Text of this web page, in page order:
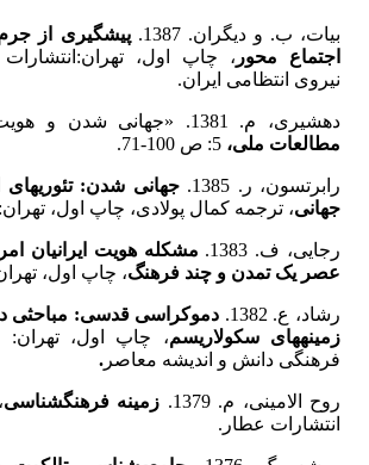
بیات، ب. و دیگران. 1387.
پیشگیری از جرم
اجتماع محور ، چاپ اول،
نیروی انتظامی ایران.
دهشیری، م. 1381. «جهانی شدن و هویت ملی»،
مطالعات ملی،
رابرتسون، ر. 1385.
جهانی شدن:
جهانی، ترجمه کمال پولادی، چاپ اول،
رجایی، ف. 1383.
مشکله هویت ایرانیان
عصر یک تمدن و چند فرهنگ، چاپ اول،
رشاد، ع. 1382.
دموکراسی قدسی: مباحثی
زمینه­های سکولاریسم، چاپ اول، تهران:
فرهنگی دانش و اندیشه معاصر .
روح الامینی، م. 1379. زمینه فرهنگ­شناسی
انتشارات عطار.